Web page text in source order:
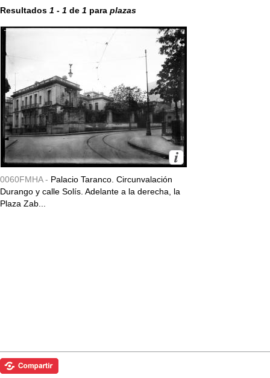
Resultados 1 - 1 de 1 para plazas
0060FMHA - Palacio Taranco. Circunvalación
Durango y calle Solís. Adelante a la derecha, la
Plaza Zab...